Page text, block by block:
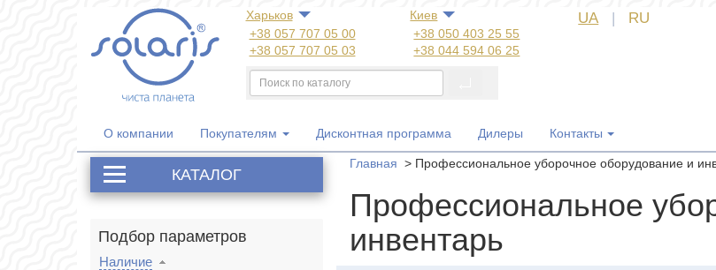
Харьков
+38 057 707 05 00
+38 057 707 05 03
+38 050 300 06 77
+38 067 533 81 21
+38 063 707 05 00
Киев
+38 050 403 25 55
+38 044 594 06 25
+38 044 572 60 14
+38 067 554 50 60
UA | RU
О компании Покупателям Дисконтная программа Дилеры Контакты
Главная > Профессиональное уборочное оборудование и
КАТАЛОГ
Подбор параметров
Наличие
Профессиональное
инвентарь